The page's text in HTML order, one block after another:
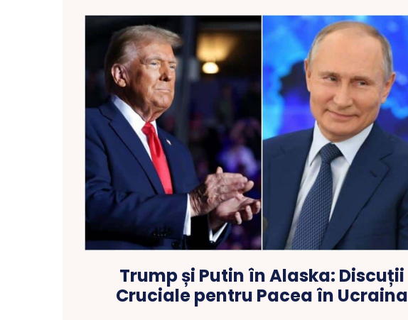
Trump și Putin în Alaska: Discuții
Cruciale pentru Pacea în Ucraina